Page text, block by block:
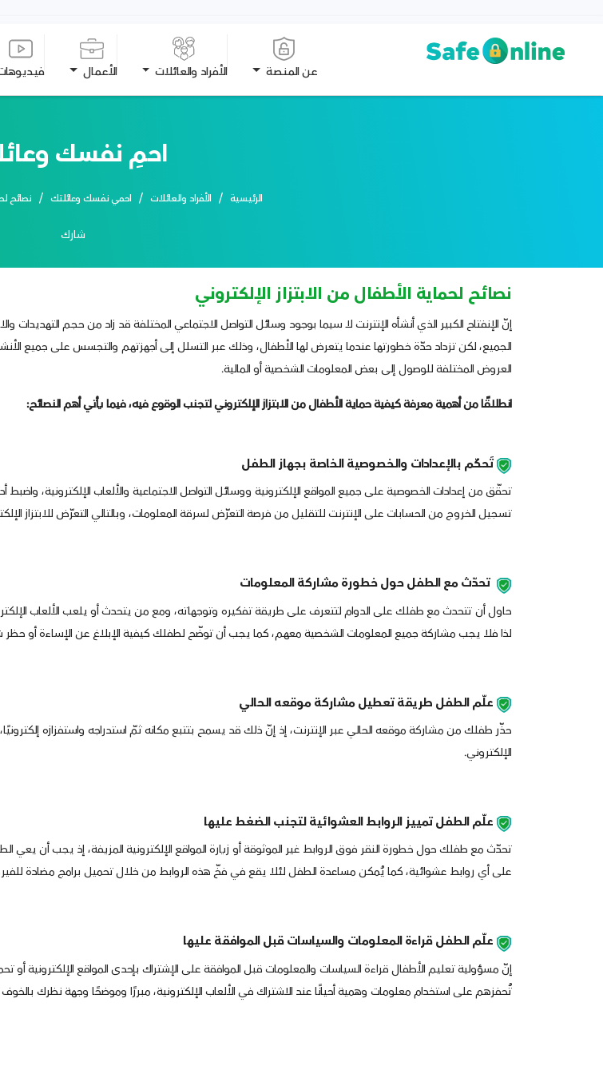
عن المنصة الأفراد والعائلات الأعمال
احمِ نفسك
الرئيسية الأفراد والعائلات احمي نفسك وعائلتك نصائح
شارك
نصائح لحماية الأطفال من الابتزاز الإلكتروني
إنّ الإنفتاح الكبير الذي أنشأه الإنترنت لا سيما بوجود وسائل التواصل الاجتماعي المختلفة قد زاد من حجم التهديدات
الجميع، لكن تزداد حدّة خطورتها عندما يتعرض لها الأطفال، وذلك عبر التسلل إلى أجهزتهم والتجسس على جميع
العروض المختلفة للوصول إلى بعض المعلومات الشخصية أو المالية.
انطلاقًا من أهمية معرفة كيفية حماية الأطفال من الابتزاز الإلكتروني لتجنب الوقوع فيه، فيما يأتي أهم النصائح:
تَحكّم بالإعدادات والخصوصية الخاصة بجهاز الطفل
تحقّق من إعدادات الخصوصية على جميع المواقع الإلكترونية ووسائل التواصل الاجتماعية والألعاب الإلكترونية،
تسجيل الخروج من الحسابات على الإنترنت للتقليل من فرصة التعرّض لسرقة المعلومات، وبالتالي التعرّض للابتزاز
تحدّث مع الطفل حول خطورة مشاركة المعلومات
حاول أن تتحدث مع طفلك على الدوام لتتعرف على طريقة تفكيره وتوجهاته، ومع من يتحدث أو يلعب الألعاب
لذا فلا يجب مشاركة جميع المعلومات الشخصية معهم، كما يجب أن توضّح لطفلك كيفية الإبلاغ عن الإساءة أو
علّم الطفل طريقة تعطيل مشاركة موقعه الحالي
حذّر طفلك من مشاركة موقعه الحالي عبر الإنترنت، إذ إنّ ذلك قد يسمح بتتبع مكانه ثمّ استدراجه واستفزازه
الإلكتروني.
علّم الطفل تمييز الروابط العشوائية لتجنب الضغط عليها
تحدّث مع طفلك حول خطورة النقر فوق الروابط غير الموثوقة أو زيارة المواقع الإلكترونية المزيفة، إذ يجب أن يعي
على أي روابط عشوائية، كما يُمكن مساعدة الطفل لئلا يقع في فخّ هذه الروابط من خلال تحميل برامج مضادة
علّم الطفل قراءة المعلومات والسياسات قبل الموافقة عليها
إنّ مسؤولية تعليم الأطفال قراءة السياسات والمعلومات قبل الموافقة على الإشتراك بإحدى المواقع
تُحفزهم على استخدام معلومات وهمية أحيانًا عند الاشتراك في الألعاب الإلكترونية، مبررًا وموضحًا وجهة نظرك